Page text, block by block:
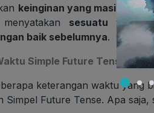
keinginan yang masih
sesuatu yang
baik sebelumnya.
Simple Future Tense
keterangan waktu yang
Simpel Future Tense. Apa saja,